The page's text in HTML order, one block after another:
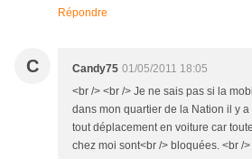
Répondre
C Candy75 01/05/2011 18:05
<br /> <br /> Je ne sais pas si la
dans mon quartier de la Nation il y
tout déplacement en voiture car
chez moi sont<br /> bloquées. <br /